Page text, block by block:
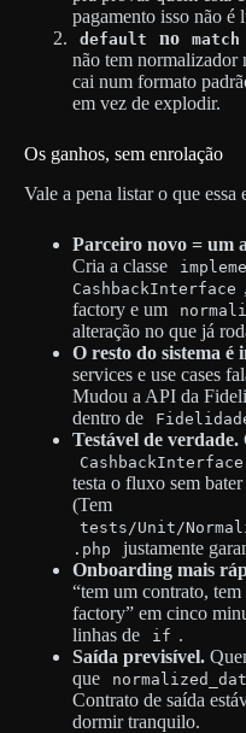
pagamento isso não é
default no match
não tem
cai num formato
em vez de explodir.
Os ganhos, sem enrolação
Vale a pena listar o que
Parceiro novo = um
Cria a classe
CashbackInterface
factory e um
alteração no que já
O resto do sistema é
services e use cases
Mudou a API da
dentro de
Testável de verdade.
CashbackInterface
testa o fluxo sem
(Tem
tests/Unit/
.php
justamente
Onboarding mais
“tem um contrato,
factory” em cinco
linhas de
if .
Saída previsível.
que
Contrato de saída
dormir tranquilo.